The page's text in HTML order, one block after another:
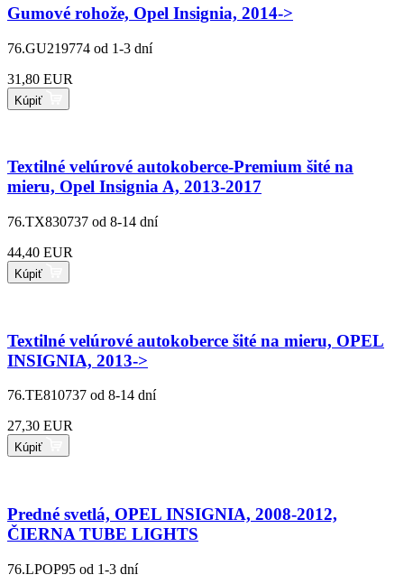
Gumové rohože, Opel Insignia, 2014->
76.GU219774 od 1-3 dní
31,80 EUR
Kúpiť
Textilné velúrové autokoberce-Premium šité na
mieru, Opel Insignia A, 2013-2017
76.TX830737 od 8-14 dní
44,40 EUR
Kúpiť
Textilné velúrové autokoberce šité na mieru, OPEL
INSIGNIA, 2013->
76.TE810737 od 8-14 dní
27,30 EUR
Kúpiť
Predné svetlá, OPEL INSIGNIA, 2008-2012,
ČIERNA TUBE LIGHTS
76.LPOP95 od 1-3 dní